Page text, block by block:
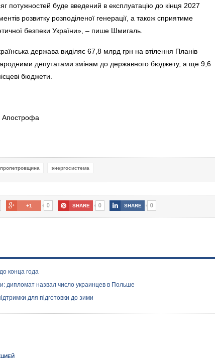
потужностей буде введений в експлуатацію до кінця 2027
розвитку розподіленої генерації, а також сприятиме
безпеки України», – пише Шмигаль.
держава виділяє 67,8 млрд грн на втілення Планів
народними депутатами змінам до державного бюджету, а ще 9,6
бюджети.
Апострофа
энергосистема
+1 0 SHARE 0 SHARE 0
конца года
дипломат назвал число украинцев в Польше
для підготовки до зими